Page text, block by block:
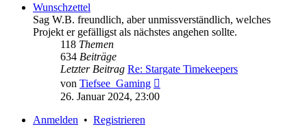
Wunschzettel
Sag W.B. freundlich, aber unmissverständlich, welches
Projekt er gefälligst als nächstes angehen sollte.
118 Themen
634 Beiträge
Letzter Beitrag Re: Stargate Timekeepers
von Tiefsee_Gaming
26. Januar 2024, 23:00
Anmelden • Registrieren